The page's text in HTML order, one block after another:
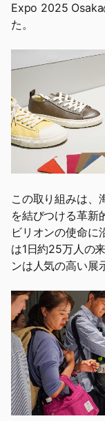
Expo 2025 Osaka
た。
この取り組みは、
を結びつける革新
ビリオンの使命
は1日約25万人の
ンは人気の高い展